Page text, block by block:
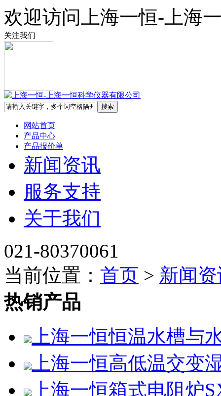
欢迎访问上海一恒-上海
关注我们
网站首页
产品中心
产品报价单
新闻资讯
服务支持
关于我们
021-80370061
当前位置： 首页 > 新闻
热销产品
上海一恒恒温水槽与
上海一恒高低温交变
上海一恒箱式电阻炉